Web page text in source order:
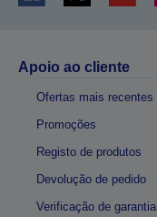
Apoio ao cliente
Ofertas mais recentes
Promoções
Registo de produtos
Devolução de pedido
Verificação de garantia